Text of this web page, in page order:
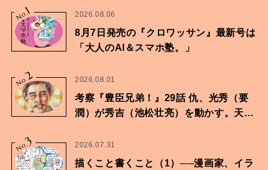
No.
1 2026.08.06
8月7日発売の『クロワッサン』最新号は
「大人のAI＆スマホ塾。」
No.2 2026.08.01
考察『豊臣兄弟！』29話 仇、光秀（要
潤）が秀吉（池松壮亮）を動かす。天下
No.
3 2026.07.31
描くこと書くこと（1）──漫画家、イラ